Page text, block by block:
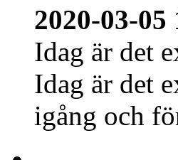
2020-03-05
Idag är det
Idag är det
igång och